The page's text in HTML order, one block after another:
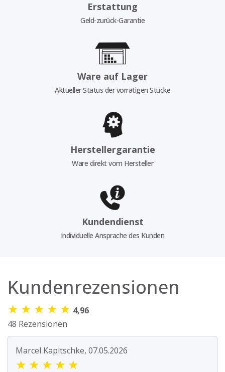
Erstattung
Geld-zurück-Garantie
Ware auf Lager
Aktueller Status der vorrätigen Stücke
Herstellergarantie
Ware direkt vom Hersteller
Kundendienst
Individuelle Ansprache des Kunden
Kundenrezensionen
★ ★ ★ ★ ★ 4,96
48 Rezensionen
Marcel Kapitschke, 07.05.2026
★ ★ ★ ★ ★